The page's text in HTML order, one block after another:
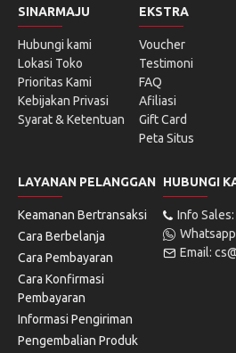
SINARMAJU
Hubungi kami
Lokasi Toko
Prioritas Kami
Kebijakan Privasi
Syarat & Ketentuan
EKSTRA
Voucher
Testimoni
FAQ
Afiliasi
Gift Card
Peta Situs
LAYANAN PELANGGAN
Keamanan Bertransaksi
Cara Berbelanja
Cara Pembayaran
Cara Konfirmasi
Pembayaran
Informasi Pengiriman
Pengembalian Produk
HUBUNGI
Info
Email: